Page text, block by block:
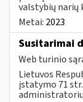
valstybių narių
Metai: 2023
Susitarimai
Web turinio
Lietuvos
įstatymo 71